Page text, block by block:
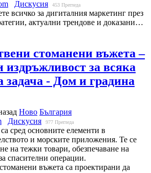
Дискусия 453 Прегледа
всичко за дигиталния маркетинг през
актуални трендове и доказани…
стоманени въжета –
издръжливост за всяка
задача - Дом и градина
Ново България
Дискусия 977 Прегледа
сред основните елементи в
и морските приложения. Те се
на тежки товари, обезпечаване на
спасителни операции.
въжета са проектирани да